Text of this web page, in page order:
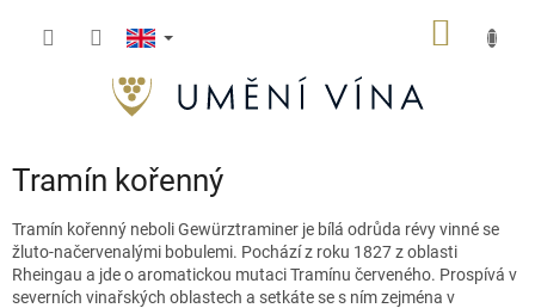
Tramín kořenný
Tramín kořenný neboliGewürztraminer je bílá odrůda révy vinné se
žluto-načervenalými bobulemi. Pochází z roku 1827 z oblasti
Rheingau a jde o aromatickou mutaci Tramínu červeného. Prospívá v
severních vinařských oblastech a setkáte se s ním zejména v